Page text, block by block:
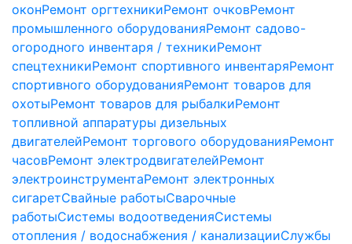
оконРемонт оргтехникиРемонт очковРемонт
промышленного оборудованияРемонт садово-
огородного инвентаря / техникиРемонт
спецтехникиРемонт спортивного инвентаряРемонт
спортивного оборудованияРемонт товаров для
охотыРемонт товаров для рыбалкиРемонт
топливной аппаратуры дизельных
двигателейРемонт торгового оборудованияРемонт
часовРемонт электродвигателейРемонт
электроинструментаРемонт электронных
сигаретСвайные работыСварочные
работыСистемы водоотведенияСистемы
отопления / водоснабжения / канализацииСлужбы